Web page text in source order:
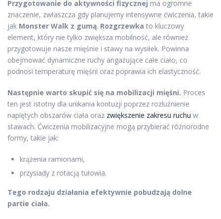
Przygotowanie do aktywności fizycznej ma ogromne
znaczenie, zwłaszcza gdy planujemy intensywne ćwiczenia, takie
jak Monster Walk z gumą. Rozgrzewka to kluczowy
element, który nie tylko zwiększa mobilność, ale również
przygotowuje nasze mięśnie i stawy na wysiłek. Powinna
obejmować dynamiczne ruchy angażujące całe ciało, co
podnosi temperaturę mięśni oraz poprawia ich elastyczność.
Następnie warto skupić się na mobilizacji mięśni. Proces
ten jest istotny dla unikania kontuzji poprzez rozluźnienie
napiętych obszarów ciała oraz zwiększenie zakresu ruchu w
stawach. Ćwiczenia mobilizacyjne mogą przybierać różnorodne
formy, takie jak:
krążenia ramionami,
przysiady z rotacją tułowia.
Tego rodzaju działania efektywnie pobudzają dolne
partie ciała.